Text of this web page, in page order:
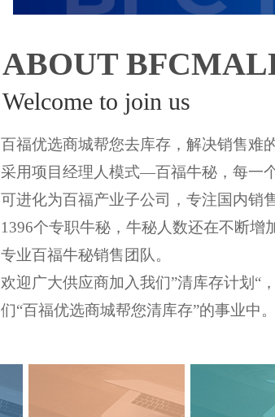
百福优选商城帮您去库存，解决销售难
采用项目经理人模式—百福牛秘，每一
可进化为百福产业子公司，专注国内销
1396个专职牛秘，牛秘人数还在不断增
专业百福牛秘销售团队。
欢迎广大供应商加入我们”清库存计划“
们“百福优选商城帮您清库存”的事业中。
ABOUT
Welcome to join us